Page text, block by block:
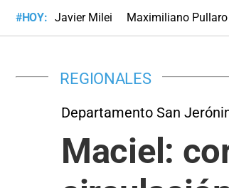
#HOY: Javier Milei Maximiliano Pullaro
REGIONALES
Departamento San
Maciel: